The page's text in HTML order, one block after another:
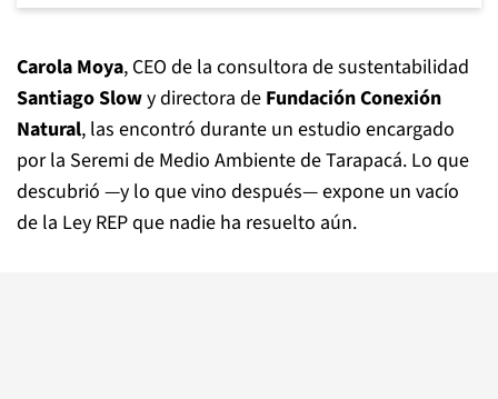
Carola Moya, CEO de la consultora de sustentabilidad
Santiago Slowy directora de Fundación Conexión
Natural, las encontró durante un estudio encargado
por la Seremi de Medio Ambiente de Tarapacá. Lo que
descubrió —y lo que vino después— expone un vacío
de la Ley REP que nadie ha resuelto aún.